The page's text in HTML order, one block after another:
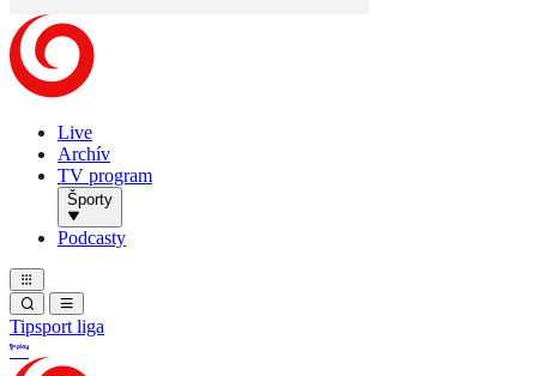
Live
Archív
TV program
Športy
Podcasty
Tipsport liga